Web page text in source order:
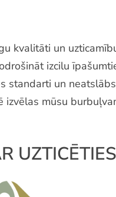
kvalitāti un
izcilu
un
mūsu
UZTICĒTIES